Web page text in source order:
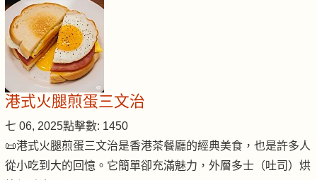
港式火腿煎蛋三文治
七 06, 2025點擊數: 1450
📜港式火腿煎蛋三文治是香港茶餐廳的經典美食，也是許多人
從小吃到大的回憶。它簡單卻充滿魅力，外層多士（吐司）烘